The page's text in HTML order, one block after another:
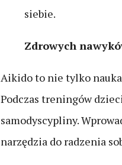
siebie.
Zdrowych
Aikido to nie tylko
Podczas treningów
samodyscypliny.
narzędzia do radzenia